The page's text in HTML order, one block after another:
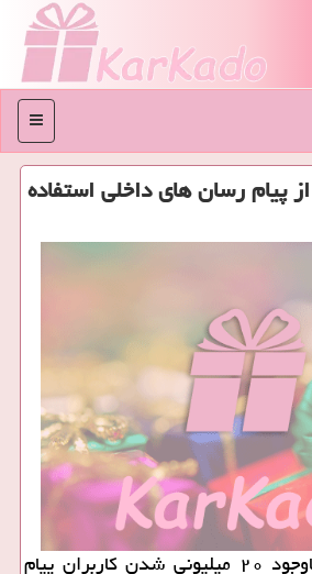
منو
پیام رسان های داخلی استفاده
به گزارش کارکادو باوجود ۲۰ میلیونی شدن کاربران پیام